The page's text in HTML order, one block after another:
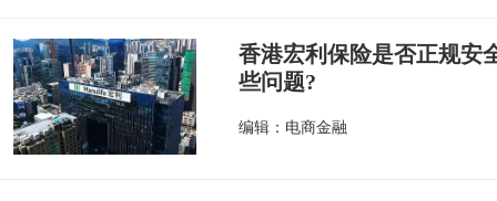
香港宏利保险是否正规安
些问题?
编辑：电商金融